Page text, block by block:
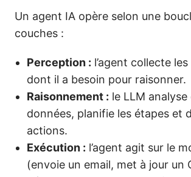
Un agent IA opère selon une
couches :
Perception : l’agent collecte
dont il a besoin pour raisonner.
Raisonnement : le LLM analyse
données, planifie les étapes et
actions.
Exécution : l’agent agit sur le
(envoie un email, met à jour un